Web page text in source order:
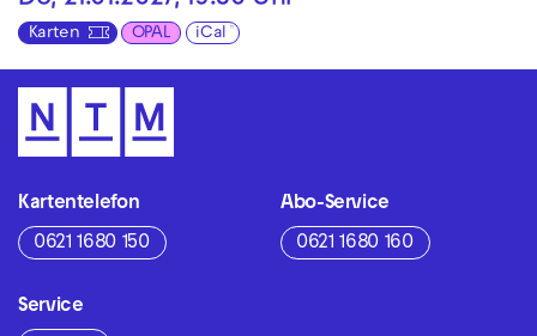
Karten OPAL iCal
Kartentelefon
0621 1680 150
Abo-Service
0621 1680 160
Service